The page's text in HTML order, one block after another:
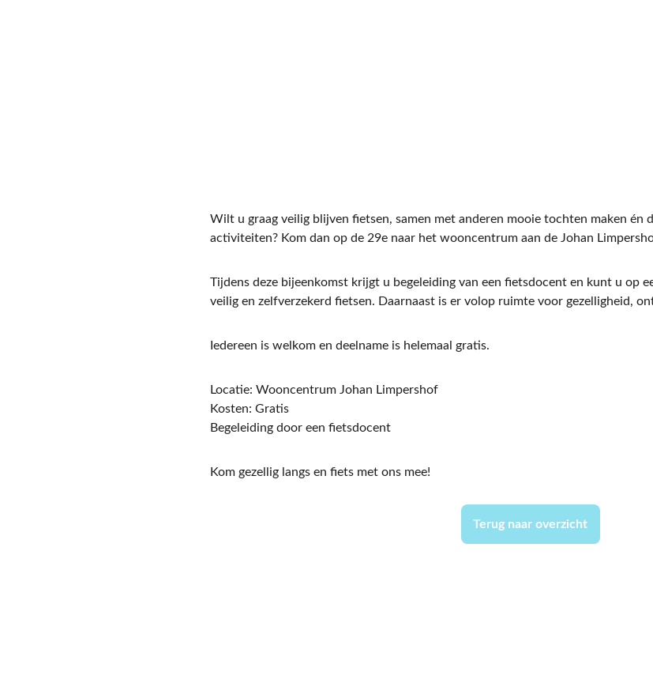
Wilt u graag veilig blijven fietsen, samen met anderen mooie tochten maken én
activiteiten? Kom dan op de 29e naar het wooncentrum aan de Johan
Tijdens deze bijeenkomst krijgt u begeleiding van een fietsdocent en kunt u op
veilig en zelfverzekerd fietsen. Daarnaast is er volop ruimte voor gezelligheid,
Iedereen is welkom en deelname is helemaal gratis.
Locatie: Wooncentrum Johan Limpershof
Kosten: Gratis
Begeleiding door een fietsdocent
Kom gezellig langs en fiets met ons mee!
Terug naar overzicht